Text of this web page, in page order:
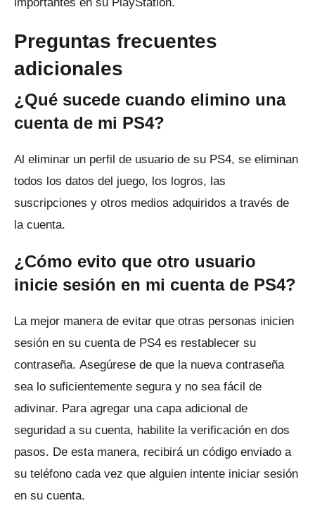
Preguntas frecuentes
adicionales
¿Qué sucede cuando elimino una
cuenta de mi PS4?
Al eliminar un perfil de usuario de su PS4, se eliminan
todos los datos del juego, los logros, las
suscripciones y otros medios adquiridos a través de
la cuenta.
¿Cómo evito que otro usuario
inicie sesión en mi cuenta de PS4?
La mejor manera de evitar que otras personas inicien
sesión en su cuenta de PS4 es restablecer su
contraseña. Asegúrese de que la nueva contraseña
sea lo suficientemente segura y no sea fácil de
adivinar. Para agregar una capa adicional de
seguridad a su cuenta, habilite la verificación en dos
pasos. De esta manera, recibirá un código enviado a
su teléfono cada vez que alguien intente iniciar sesión
en su cuenta.